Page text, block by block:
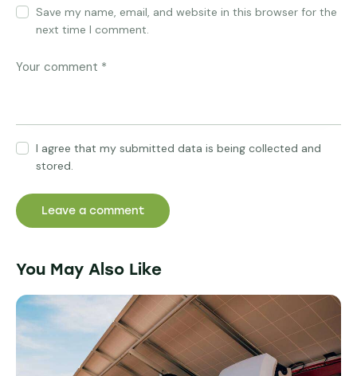
Save my name, email, and website in this browser for the
next time I comment.
I agree that my submitted data is being collected and
stored.
You May Also Like